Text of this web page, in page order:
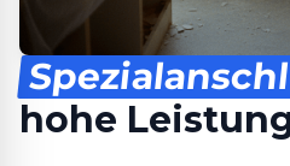
hohe